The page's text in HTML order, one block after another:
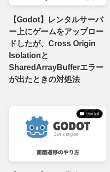
【Godot】レンタルサーバ
ー上にゲームをアップロー
ドしたが、Cross Origin
Isolationと
SharedArrayBufferエラー
が出たときの対処法
Godot